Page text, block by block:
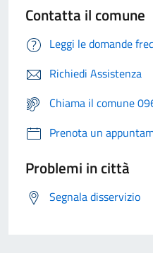
Contatta il comune
Leggi le domande
Richiedi Assistenza
Chiama il comune
Prenota un
Problemi in città
Segnala disservizio